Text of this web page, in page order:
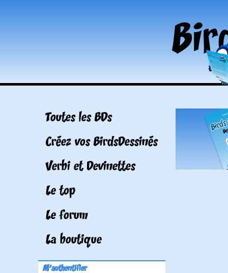
Toutes les BDs
Créez vos BirdsDessinés
Verbi et Devinettes
Le top
Le forum
La boutique
M'authentifier